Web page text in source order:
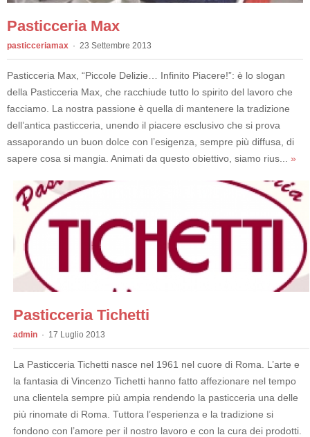
Pasticceria Max
pasticceriamax 23 Settembre 2013
Pasticceria Max, “Piccole Delizie… Infinito Piacere!”: è lo slogan
della Pasticceria Max, che racchiude tutto lo spirito del lavoro che
facciamo. La nostra passione è quella di mantenere la tradizione
dell’antica pasticceria, unendo il piacere esclusivo che si prova
assaporando un buon dolce con l’esigenza, sempre più diffusa, di
sapere cosa si mangia. Animati da questo obiettivo, siamo rius... »
Pasticceria Tichetti
admin 17 Luglio 2013
La Pasticceria Tichetti nasce nel 1961 nel cuore di Roma. L’arte e
la fantasia di Vincenzo Tichetti hanno fatto affezionare nel tempo
una clientela sempre più ampia rendendo la pasticceria una delle
più rinomate di Roma. Tuttora l’esperienza e la tradizione si
fondono con l’amore per il nostro lavoro e con la cura dei prodotti.